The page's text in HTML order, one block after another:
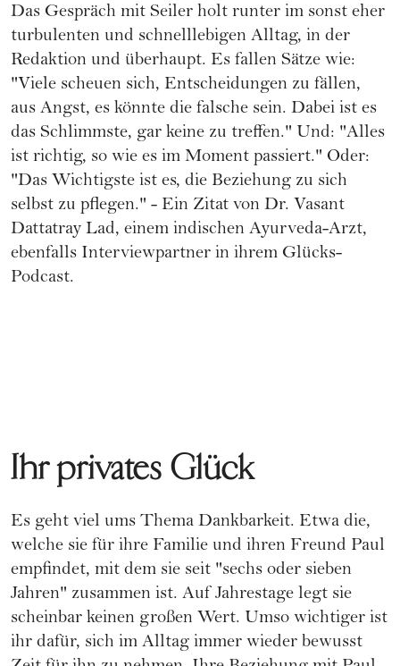
Das Gespräch mit Seiler holt runter im sonst eher
turbulenten und schnelllebigen Alltag, in der
Redaktion und überhaupt. Es fallen Sätze wie:
"Viele scheuen sich, Entscheidungen zu fällen,
aus Angst, es könnte die falsche sein. Dabei ist es
das Schlimmste, gar keine zu treffen." Und: "Alles
ist richtig, so wie es im Moment passiert." Oder:
"Das Wichtigste ist es, die Beziehung zu sich
selbst zu pflegen." - Ein Zitat von Dr. Vasant
Dattatray Lad, einem indischen Ayurveda-Arzt,
ebenfalls Interviewpartner in ihrem Glücks-
Podcast.
Ihr privates Glück
Es geht viel ums Thema Dankbarkeit. Etwa die,
welche sie für ihre Familie und ihren Freund Paul
empfindet, mit dem sie seit "sechs oder sieben
Jahren" zusammen ist. Auf Jahrestage legt sie
scheinbar keinen großen Wert. Umso wichtiger ist
ihr dafür, sich im Alltag immer wieder bewusst